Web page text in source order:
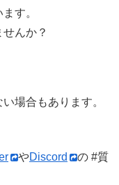
す。
んか？
場合もあります。
やDiscord
の #質